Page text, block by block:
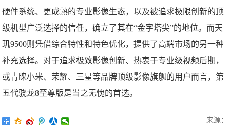
硬件系统、更成熟的专业影像生态，以及被追求极限创新的顶
级机型广泛选择的信任，确立了其在“金字塔尖”的地位。而天
玑9500则凭借综合特性和特色优化，提供了高端市场的另一种
补充选择。对于追求极致影像创新、热衷于专业级视频后期，
或青睐小米、荣耀、三星等品牌顶级影像旗舰的用户而言，第
五代骁龙8至尊版是当之无愧的首选。
来源：